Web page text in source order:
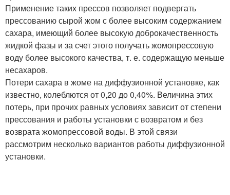
Применение таких прессов позволяет подвергать
прессованию сырой жом с более высоким содержанием
сахара, имеющий более высокую доброкачественность
жидкой фазы и за счет этого получать жомопрессовую
воду более высокого качества, т. е. содержащую меньше
несахаров.
Потери сахара в жоме на диффузионной установке, как
известно, колеблются от 0,20 до 0,40%. Величина этих
потерь, при прочих равных условиях зависит от степени
прессования и работы установки с возвратом и без
возврата жомопрессовой воды. В этой связи
рассмотрим несколько вариантов работы диффузионной
установки.